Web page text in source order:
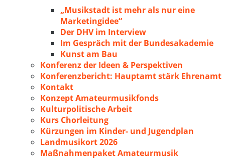
„Musikstadt ist mehr als nur eine
Marketingidee“
Der DHV im Interview
Im Gespräch mit der Bundesakademie
Kunst am Bau
Konferenz der Ideen & Perspektiven
Konferenzbericht: Hauptamt stärk Ehrenamt
Kontakt
Konzept Amateurmusikfonds
Kulturpolitische Arbeit
Kurs Chorleitung
Kürzungen im Kinder- und Jugendplan
Landmusikort 2026
Maßnahmenpaket Amateurmusik